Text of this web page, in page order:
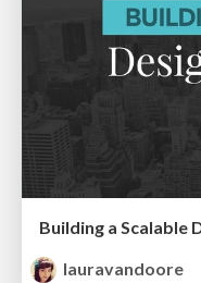
Building a Scalable
lauravandoore